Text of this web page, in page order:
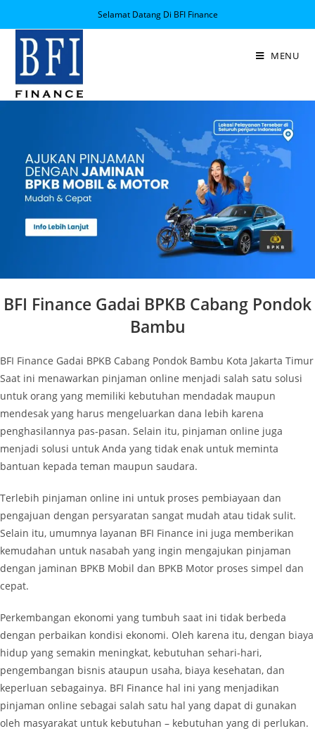
Selamat Datang Di BFI Finance
MENU
BFI Finance Gadai BPKB Cabang Pondok
Bambu
BFI Finance Gadai BPKB Cabang Pondok Bambu Kota Jakarta Timur
Saat ini menawarkan pinjaman online menjadi salah satu solusi
untuk orang yang memiliki kebutuhan mendadak maupun
mendesak yang harus mengeluarkan dana lebih karena
penghasilannya pas-pasan. Selain itu, pinjaman online juga
menjadi solusi untuk Anda yang tidak enak untuk meminta
bantuan kepada teman maupun saudara.
Terlebih pinjaman online ini untuk proses pembiayaan dan
pengajuan dengan persyaratan sangat mudah atau tidak sulit.
Selain itu, umumnya layanan BFI Finance ini juga memberikan
kemudahan untuk nasabah yang ingin mengajukan pinjaman
dengan jaminan BPKB Mobil dan BPKB Motor proses simpel dan
cepat.
Perkembangan ekonomi yang tumbuh saat ini tidak berbeda
dengan perbaikan kondisi ekonomi. Oleh karena itu, dengan biaya
hidup yang semakin meningkat, kebutuhan sehari-hari,
pengembangan bisnis ataupun usaha, biaya kesehatan, dan
keperluan sebagainya. BFI Finance hal ini yang menjadikan
pinjaman online sebagai salah satu hal yang dapat di gunakan
oleh masyarakat untuk kebutuhan – kebutuhan yang di perlukan.